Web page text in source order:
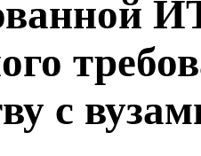
с